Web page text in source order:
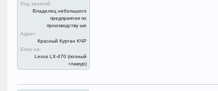
Род занятий:
Владелец небольшого
предприятия по
производству ше
Адрес:
Красный Курган КЧР
Езжу на:
Lexus LX-470 (полный
гламур)